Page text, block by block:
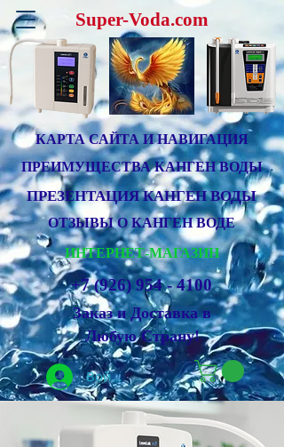
Super-Voda.com
КАРТА САЙТА И НАВИГАЦИЯ
ПРЕИМУЩЕСТВА КАНГЕН ВОДЫ
ПРЕЗЕНТАЦИЯ КАНГЕН ВОДЫ
ОТЗЫВЫ О КАНГЕН ВОДЕ
ИНТЕРНЕТ-МАГАЗИН
+7 (926) 954 - 4100
Заказ и Доставка в
Любую Страну!
Войти